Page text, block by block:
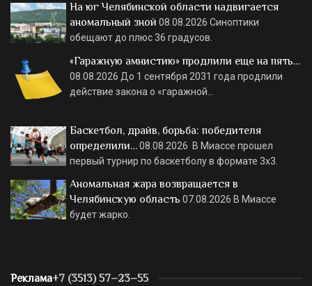
На юг Челябинской области надвигается
аномальный зной 08.08.2026 Синоптики
обещают до плюс 36 градусов.
«Гаражную амнистию» продлили еще на пять…
08.08.2026 До 1 сентября 2031 года продлили
действие закона о «гаражной…
Баскетбол, драйв, борьба: победителя
определили…08.08.2026 В Миассе прошел
первый турнир по баскетболу в формате 3х3.
Аномальная жара возвращается в
Челябинскую область 07.08.2026 В Миассе
будет жарко.
Реклама+7 (3513) 57–23–55